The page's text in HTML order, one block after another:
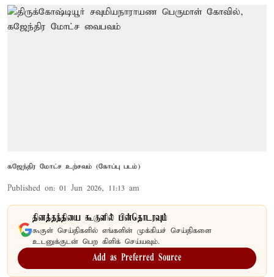
கஜேந்திர மோட்ச உற்சவம் (கோப்பு படம்)
Published on: 01 Jun 2026, 11:13 am
தினத்தந்தியை கூகுளில் பின்தொடரவும்
கூகுள் செய்திகளில் எங்களின் முக்கியச் செய்திகளை
உடனுக்குடன் பெற கிளிக் செய்யவும்.
Add as Preferred Source